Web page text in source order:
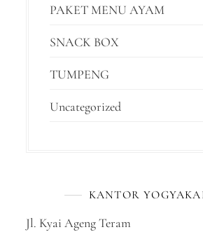
PAKET MENU AYAM
SNACK BOX
TUMPENG
Uncategorized
KANTOR
Jl. Kyai Ageng Teram